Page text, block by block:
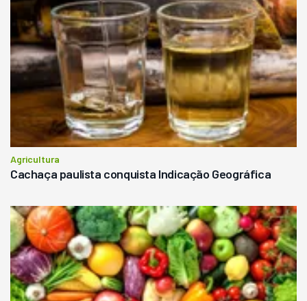
Agricultura
Cachaça paulista conquista Indicação Geográfica